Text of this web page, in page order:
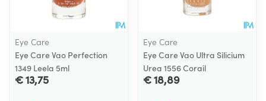
Eye Care
Eye Care Vao Perfection
1349 Leela 5ml
€ 13,75
Eye Care
Eye Care Vao Ultra Silicium
Urea 1556 Corail
€ 18,89